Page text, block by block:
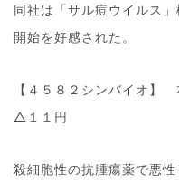
同社は「サル痘ウイルス
開始を好感された。
【４５８２シンバイオ】
△１１円
殺細胞性の抗腫瘍薬で悪